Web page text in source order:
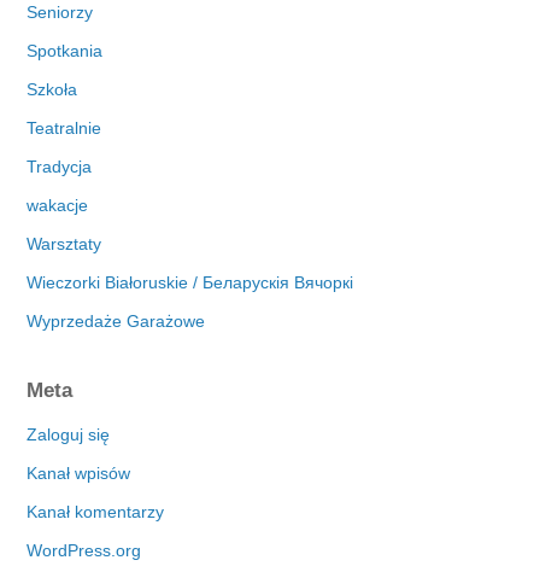
Seniorzy
Spotkania
Szkoła
Teatralnie
Tradycja
wakacje
Warsztaty
Wieczorki Białoruskie / Беларускія Вячоркі
Wyprzedaże Garażowe
Meta
Zaloguj się
Kanał wpisów
Kanał komentarzy
WordPress.org